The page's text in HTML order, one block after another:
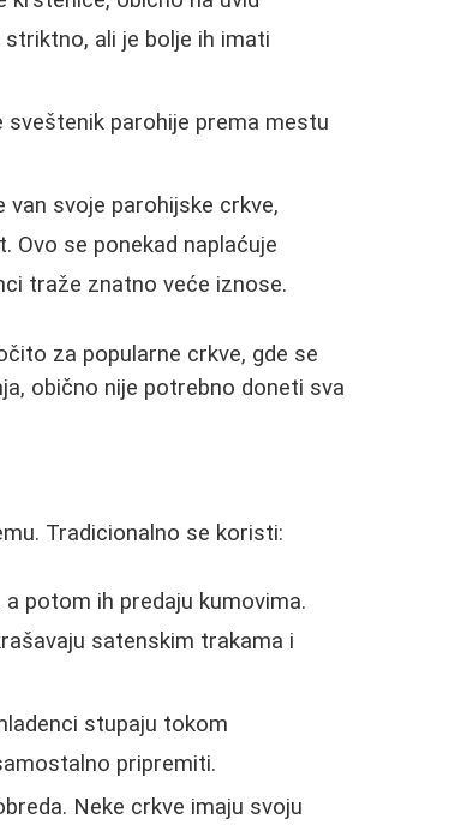
ali je bolje ih imati
sveštenik parohije prema mestu
van svoje parohijske crkve,
Ovo se ponekad naplaćuje
traže znatno veće iznose.
za popularne crkve, gde se
obično nije potrebno doneti sva
Tradicionalno se koristi:
potom ih predaju kumovima.
satenskim trakama i
stupaju tokom
pripremiti.
Neke crkve imaju svoju